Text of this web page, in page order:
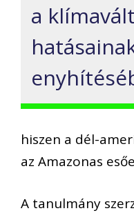
a
hiszen a dél-
az Amazonas
A tanulmány